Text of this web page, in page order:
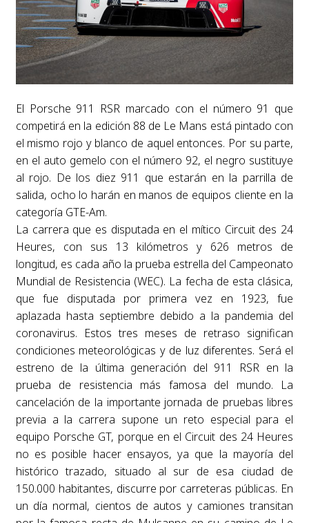
El Porsche 911 RSR marcado con el número 91 que
competirá en la edición 88 de Le Mans está pintado con
el mismo rojo y blanco de aquel entonces. Por su parte,
en el auto gemelo con el número 92, el negro sustituye
al rojo. De los diez 911 que estarán en la parrilla de
salida, ocho lo harán en manos de equipos cliente en la
categoría GTE-Am.
La carrera que es disputada en el mítico Circuit des 24
Heures, con sus 13 kilómetros y 626 metros de
longitud, es cada año la prueba estrella del Campeonato
Mundial de Resistencia (WEC). La fecha de esta clásica,
que fue disputada por primera vez en 1923, fue
aplazada hasta septiembre debido a la pandemia del
coronavirus. Estos tres meses de retraso significan
condiciones meteorológicas y de luz diferentes. Será el
estreno de la última generación del 911 RSR en la
prueba de resistencia más famosa del mundo. La
cancelación de la importante jornada de pruebas libres
previa a la carrera supone un reto especial para el
equipo Porsche GT, porque en el Circuit des 24 Heures
no es posible hacer ensayos, ya que la mayoría del
histórico trazado, situado al sur de esa ciudad de
150.000 habitantes, discurre por carreteras públicas. En
un día normal, cientos de autos y camiones transitan